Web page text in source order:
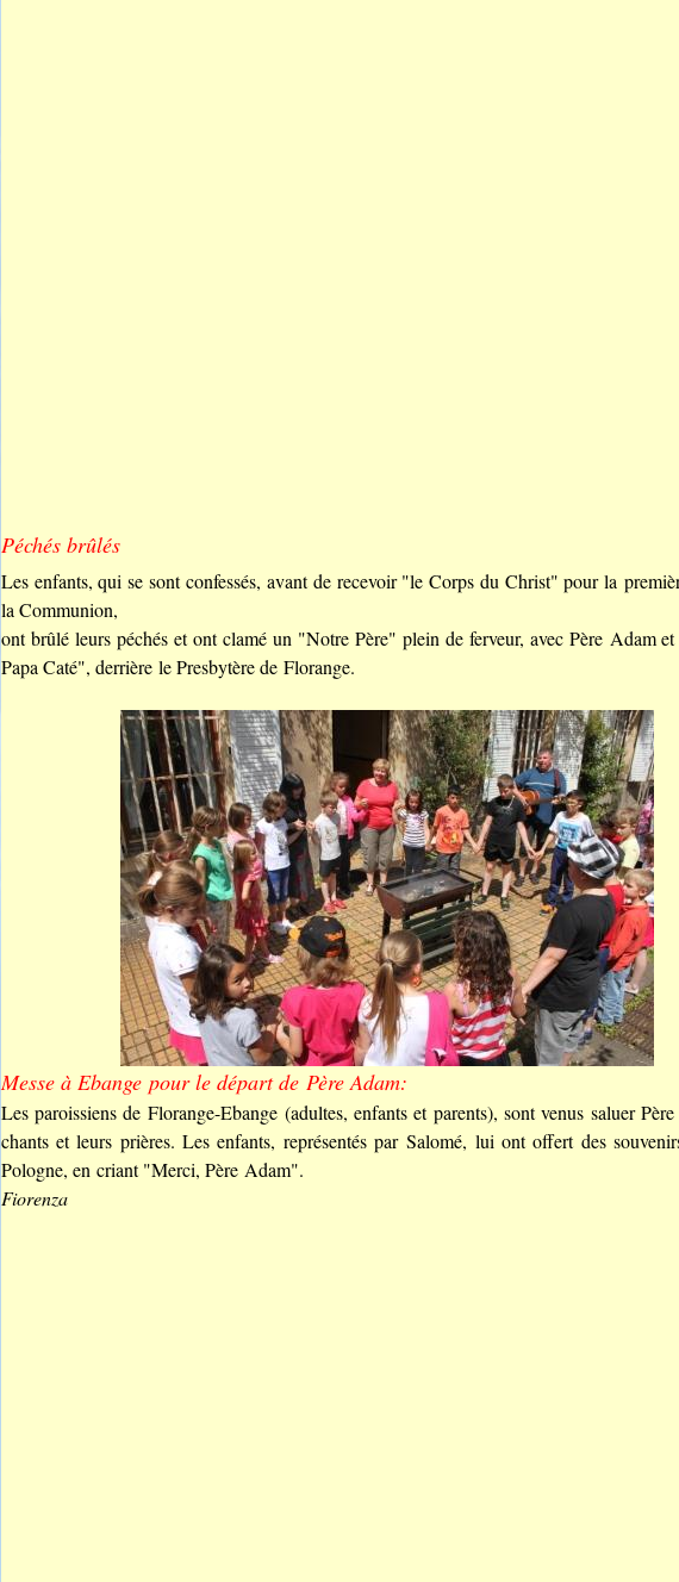
Péchés brûlés
Les enfants, qui se sont confessés, avant de recevoir "le Corps du Christ" pour la
la Communion,
ont brûlé leurs péchés et ont clamé un "Notre Père" plein de ferveur, avec Père Adam
Papa Caté", derrière le Presbytère de Florange.
Messe à Ebange pour le départ de Père Adam:
Les paroissiens de Florange-Ebange (adultes, enfants et parents), sont venus saluer
chants et leurs prières. Les enfants, représentés par Salomé, lui ont offert des
Pologne, en criant "Merci, Père Adam".
Fiorenza